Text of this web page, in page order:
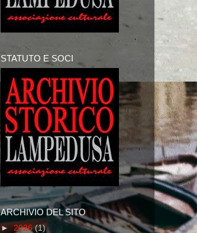
STATUTO E SOCI
ARCHIVIO DEL SITO
►2026(1)